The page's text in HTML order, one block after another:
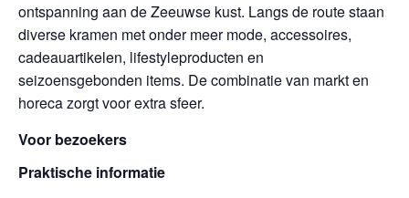
ontspanning aan de Zeeuwse kust. Langs de route staan
diverse kramen met onder meer mode, accessoires,
cadeauartikelen, lifestyleproducten en
seizoensgebonden items. De combinatie van markt en
horeca zorgt voor extra sfeer.
Voor bezoekers
Praktische informatie